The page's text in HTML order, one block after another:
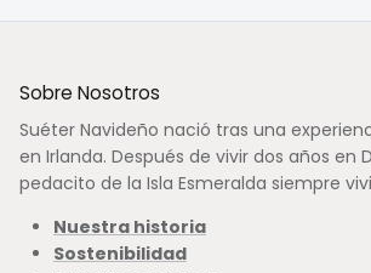
Sobre Nosotros
Suéter Navideño nació tras una
en Irlanda. Después de vivir dos años en
pedacito de la Isla Esmeralda siempre
Nuestra historia
Sostenibilidad